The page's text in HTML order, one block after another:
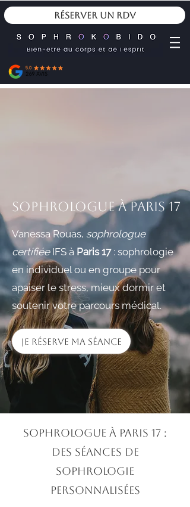
Réserver un RDV
Sophrologue à Paris 17
Vanessa Rouas, sophrologue
certifiéeIFS à Paris 17: sophrologie
en individuel ou en groupe pour
apaiser le stress, mieux dormir et
soutenir votre parcours médical.
Je réserve ma séance
Sophrologue à Paris 17 :
des séances de
sophrologie
personnalisées